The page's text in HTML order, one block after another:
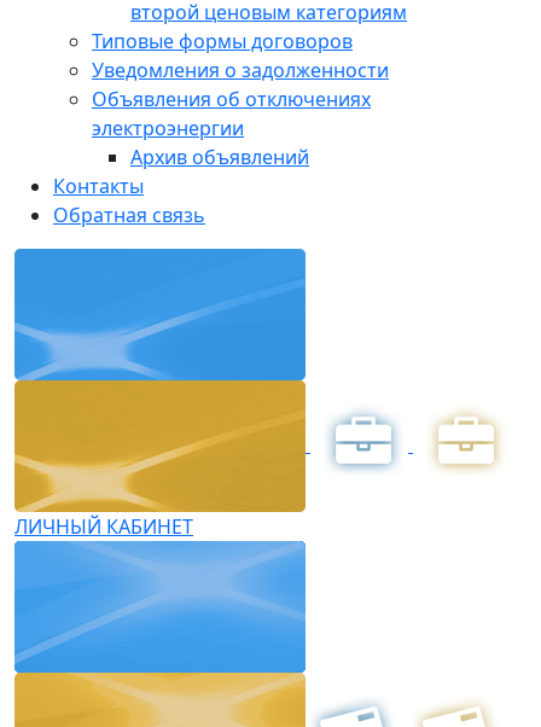
второй ценовым категориям
Типовые формы договоров
Уведомления о задолженности
Объявления об отключениях
электроэнергии
Архив объявлений
Контакты
Обратная связь
ЛИЧНЫЙ КАБИНЕТ